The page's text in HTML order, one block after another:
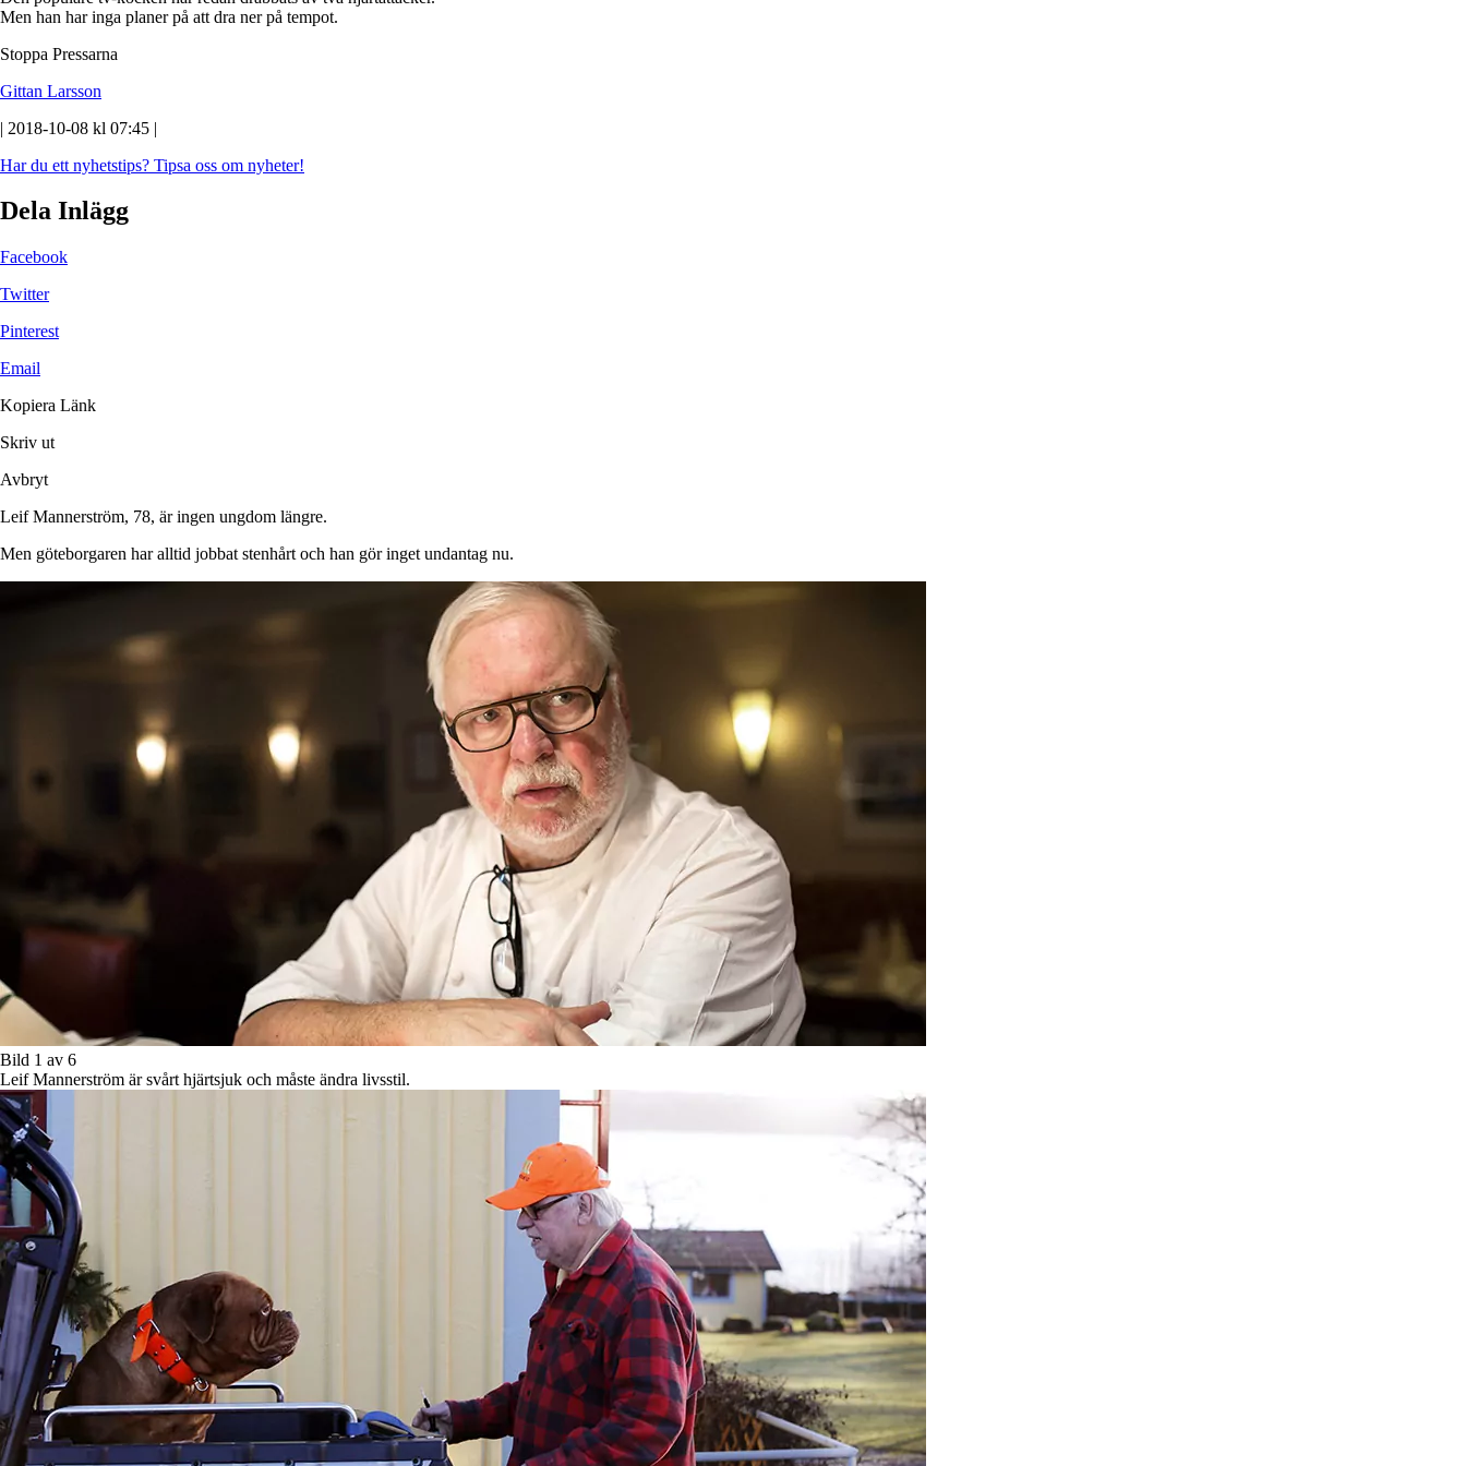
Men han har inga planer på att dra ner på tempot.
Stoppa Pressarna
Gittan Larsson
| 2018-10-08 kl 07:45 |
Har du ett nyhetstips? Tipsa oss om nyheter!
Dela Inlägg
Facebook
Twitter
Pinterest
Email
Kopiera Länk
Skriv ut
Avbryt
Leif Mannerström, 78, är ingen ungdom längre.
Men göteborgaren har alltid jobbat stenhårt och han gör inget undantag nu.
Bild 1 av 6
Leif Mannerström är svårt hjärtsjuk och måste ändra livsstil.